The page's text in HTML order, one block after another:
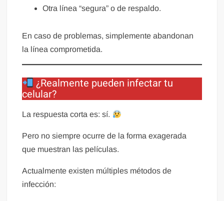
Otra línea “segura” o de respaldo.
En caso de problemas, simplemente abandonan
la línea comprometida.
¿Realmente pueden infectar tu
celular?
La respuesta corta es: sí.
Pero no siempre ocurre de la forma exagerada
que muestran las películas.
Actualmente existen múltiples métodos de
infección: